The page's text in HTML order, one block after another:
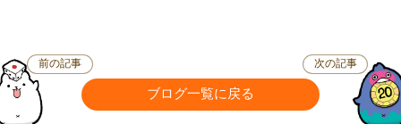
前の記事
ブログ一覧に戻る
次の記事